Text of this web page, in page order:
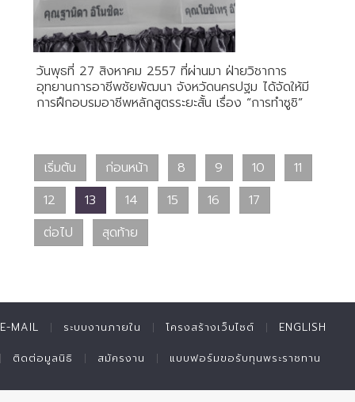
วันพุธที่ 27 สิงหาคม 2557 ที่ผ่านมา ฝ่ายวิชาการ
อุทยานการอาชีพชัยพัฒนา จังหวัดนครปฐม ได้จัดให้มี
การฝึกอบรมอาชีพหลักสูตรระยะสั้น เรื่อง “การทำซูชิ”
เริ่มต้น ก่อนหน้า 8 9 10
11
12
13 14 15 16
17
ต่อไป
สุดท้าย
E-MAIL ระบบงานภายใน โครงสร้างเว็บไซต์ ENGLISH
ติดต่อมูลนิธิ สมัครงาน แบบฟอร์มขอรับทุนพระราชทาน